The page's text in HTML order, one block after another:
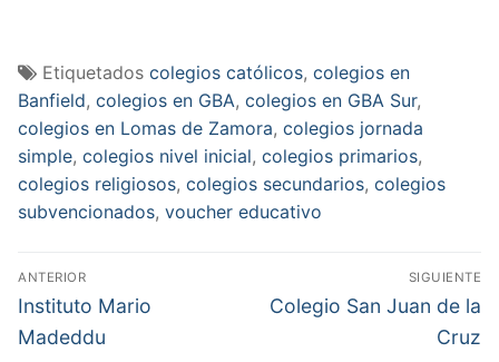
Etiquetados colegios católicos, colegios en
Banfield, colegios en GBA, colegios en GBA Sur,
colegios en Lomas de Zamora, colegios jornada
simple, colegios nivel inicial, colegios primarios,
colegios religiosos, colegios secundarios, colegios
subvencionados, voucher educativo
Navegación
de
entradas
ANTERIOR
Entrada
anterior:
Instituto Mario
Madeddu
SIGUIENTE
Entrada
Colegio San Juan de la
Cruz